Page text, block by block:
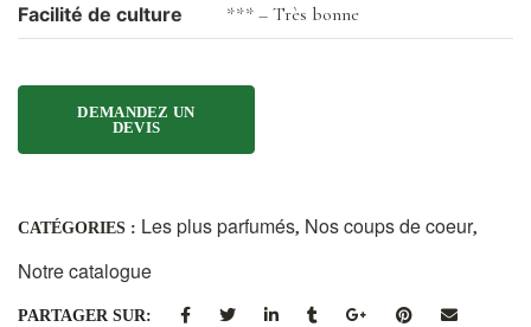
Facilité de culture *** – Très bonne
CATÉGORIES : Les plus parfumés, Nos coups de coeur,
Notre catalogue
PARTAGER SUR: